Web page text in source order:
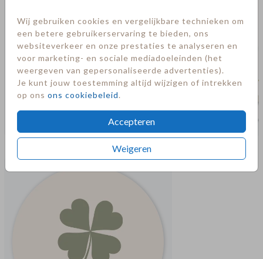
Wij gebruiken cookies en vergelijkbare technieken om
een betere gebruikerservaring te bieden, ons
websiteverkeer en onze prestaties te analyseren en
voor marketing- en sociale mediadoeleinden (het
weergeven van gepersonaliseerde advertenties).
Je kunt jouw toestemming altijd wijzigen of intrekken
op ons ons cookiebeleid.
Accepteren
Weigeren